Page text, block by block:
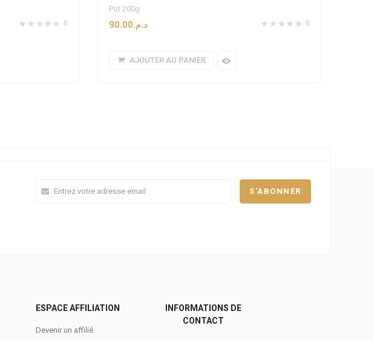
0
Pot 200g
0 د.م.90.00
AJOUTER AU PANIER
ESPACE AFFILIATION
Devenir un affilié
INFORMATIONS DE
CONTACT